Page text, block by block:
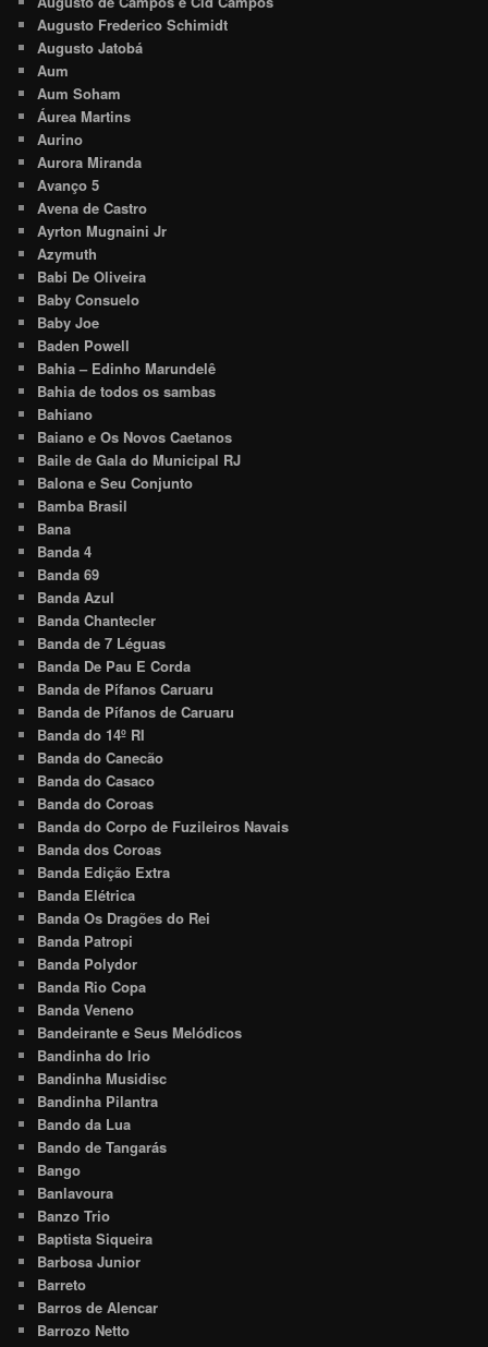
Augusto Frederico Schimidt
Augusto Jatobá
Aum
Aum Soham
Áurea Martins
Aurino
Aurora Miranda
Avanço 5
Avena de Castro
Ayrton Mugnaini Jr
Azymuth
Babi De Oliveira
Baby Consuelo
Baby Joe
Baden Powell
Bahia – Edinho Marundelê
Bahia de todos os sambas
Bahiano
Baiano e Os Novos Caetanos
Baile de Gala do Municipal RJ
Balona e Seu Conjunto
Bamba Brasil
Bana
Banda 4
Banda 69
Banda Azul
Banda Chantecler
Banda de 7 Léguas
Banda De Pau E Corda
Banda de Pífanos Caruaru
Banda de Pífanos de Caruaru
Banda do 14º RI
Banda do Canecão
Banda do Casaco
Banda do Coroas
Banda do Corpo de Fuzileiros Navais
Banda dos Coroas
Banda Edição Extra
Banda Elétrica
Banda Os Dragões do Rei
Banda Patropi
Banda Polydor
Banda Rio Copa
Banda Veneno
Bandeirante e Seus Melódicos
Bandinha do Irio
Bandinha Musidisc
Bandinha Pilantra
Bando da Lua
Bando de Tangarás
Bango
Banlavoura
Banzo Trio
Baptista Siqueira
Barbosa Junior
Barreto
Barros de Alencar
Barrozo Netto